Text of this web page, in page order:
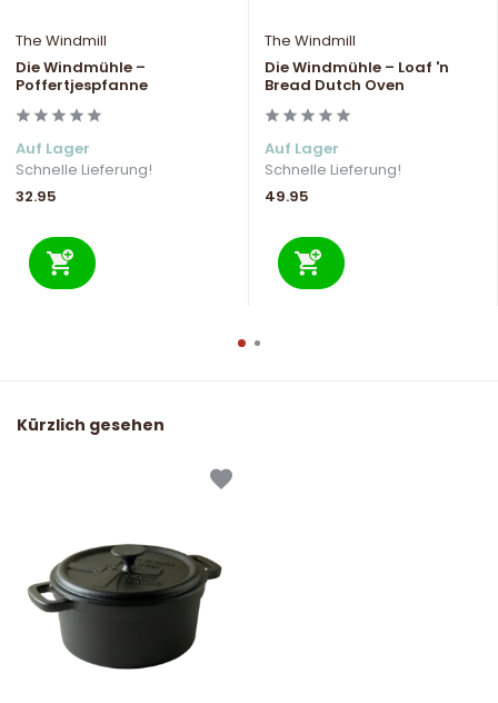
The Windmill
Die Windmühle –
Poffertjespfanne
Auf Lager
Schnelle Lieferung!
32.95
The Windmill
Die Windmühle – Loaf 'n
Bread Dutch Oven
Auf Lager
Schnelle Lieferung!
49.95
Kürzlich gesehen